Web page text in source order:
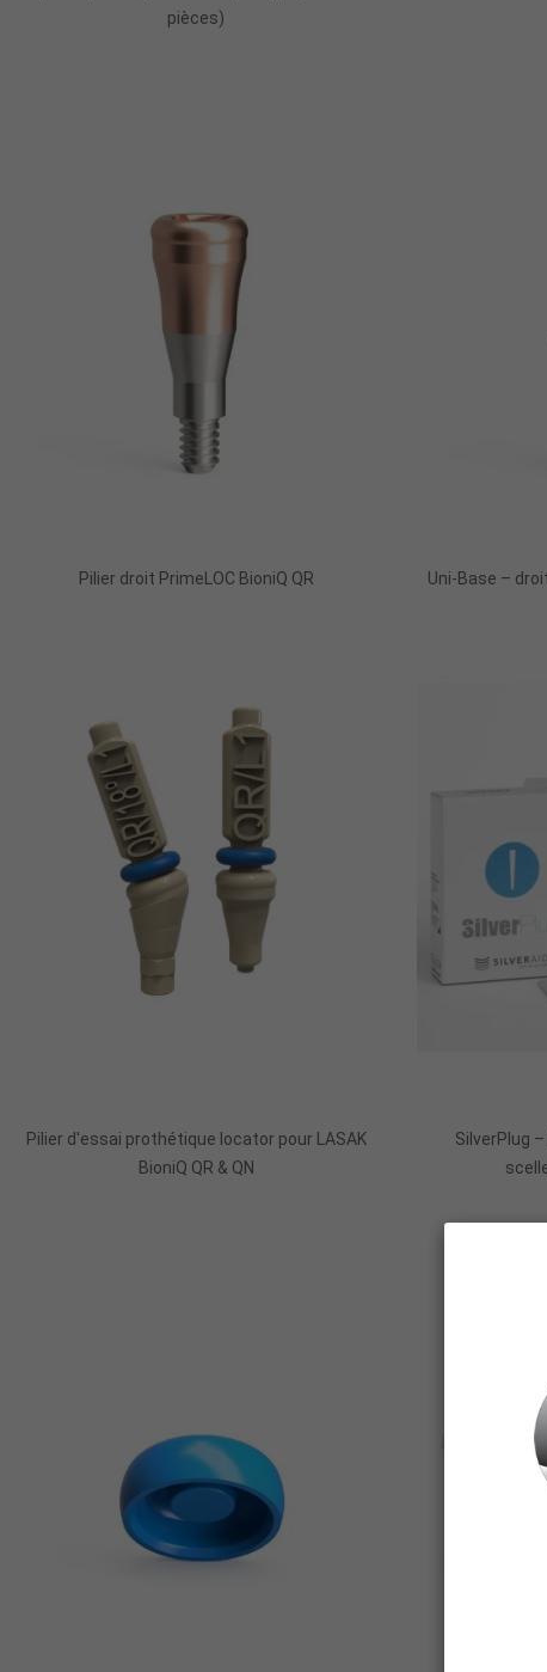
pièces)
Pilier droit PrimeLOC BioniQ QR Uni-Base –
Pilier d'essai prothétique locator pour LASAK
BioniQ QR & QN
SilverPlug